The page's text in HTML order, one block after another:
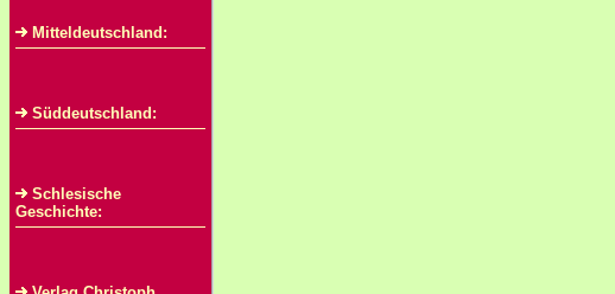
Mitteldeutschland:
Süddeutschland:
Schlesische
Geschichte: